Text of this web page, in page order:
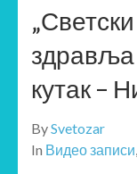
здравља
кутак –
BySvetozar
In Видео записи